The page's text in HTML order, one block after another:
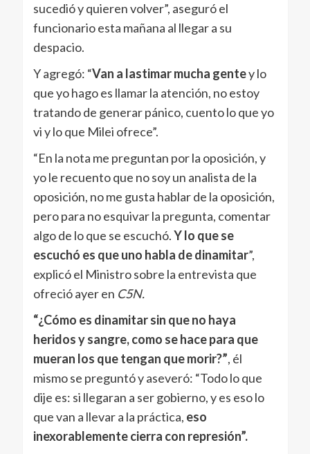
sucedió y quieren volver”, aseguró el
funcionario esta mañana al llegar a su
despacio.
Y agregó: “Van a lastimar mucha gentey lo
que yo hago es llamar la atención, no estoy
tratando de generar pánico, cuento lo que yo
vi y lo que Milei ofrece”.
“En la nota me preguntan por la oposición, y
yo le recuento que no soy un analista de la
oposición, no me gusta hablar de la oposición,
pero para no esquivar la pregunta, comentar
algo de lo que se escuchó.Y lo que se
escuchó es que uno habla de dinamitar”,
explicó el Ministro sobre la entrevista que
ofreció ayer en C5N.
“¿Cómo es dinamitar sin que no haya
heridos y sangre, como se hace para que
mueran los que tengan que morir?”, él
mismo se preguntó y aseveró: “Todo lo que
dije es: si llegaran a ser gobierno, y es eso lo
que van a llevar a la práctica, eso
inexorablemente cierra con represión”.